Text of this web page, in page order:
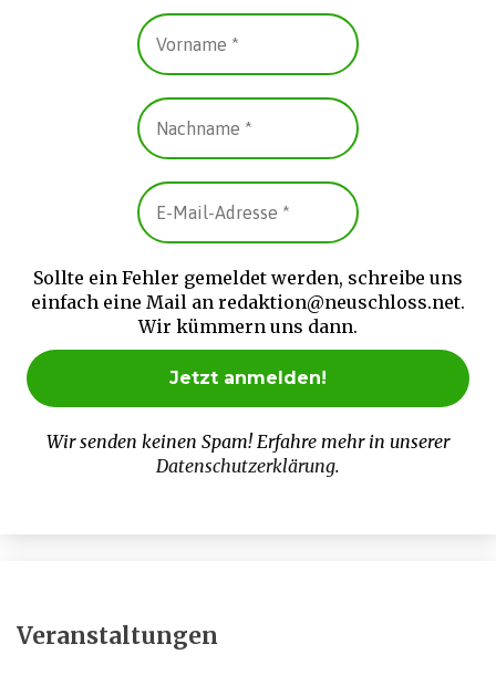
Sollte ein Fehler gemeldet werden, schreibe uns
einfach eine Mail an redaktion@neuschloss.net.
Wir kümmern uns dann.
Wir senden keinen Spam! Erfahre mehr in unserer
Datenschutzerklärung.
Veranstaltungen